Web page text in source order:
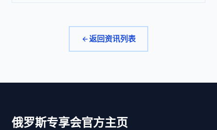
返回资讯列表
俄罗斯专享会官方主页